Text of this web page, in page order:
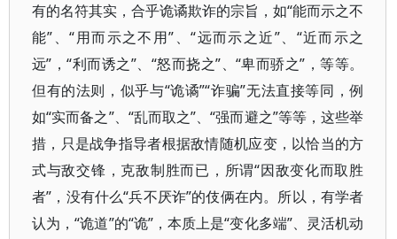
有的名符其实，合乎诡谲欺诈的宗旨，如“能而示之不
能”、“用而示之不用”、“远而示之近”、“近而示之
远”，“利而诱之”、“怒而挠之”、“卑而骄之”，等等。
但有的法则，似乎与“诡谲”“诈骗”无法直接等同，例
如“实而备之”、“乱而取之”、“强而避之”等等，这些举
措，只是战争指导者根据敌情随机应变，以恰当的方
式与敌交锋，克敌制胜而已，所谓“因敌变化而取胜
者”，没有什么“兵不厌诈”的伎俩在内。所以，有学者
认为，“诡道”的“诡”，本质上是“变化多端”、灵活机动